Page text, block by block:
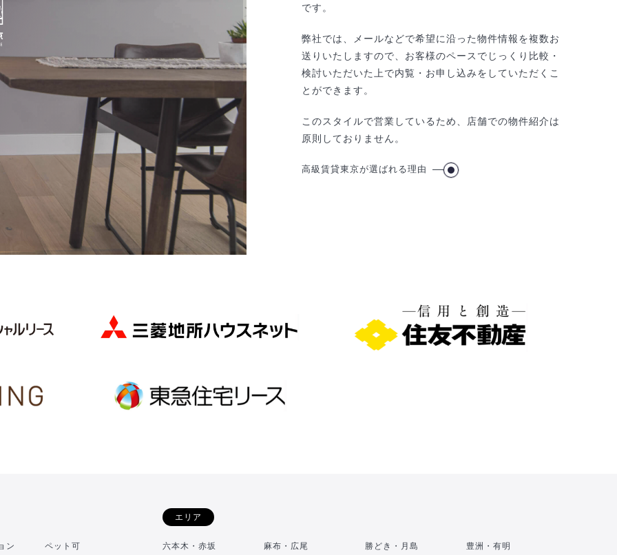
です。
弊社では、メールなどで希望に沿った物件情報を複数お
送りいたしますので、お客様のペースでじっくり比較・
検討いただいた上で内覧・お申し込みをしていただくこ
とができます。
このスタイルで営業しているため、店舗での物件紹介は
原則しておりません。
高級賃貸東京が選ばれる理由
ン ペット可
エリア
六本木・赤坂 麻布・広尾 勝どき・月島 豊洲・有明